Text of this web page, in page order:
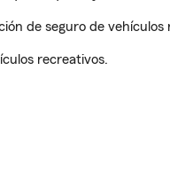
de seguro de vehículos
recreativos.